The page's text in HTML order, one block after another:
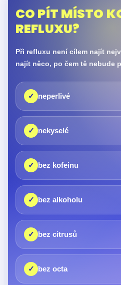
CO PÍT MÍSTO
REFLUXU?
Při refluxu není cílem najít
najít něco, po čem tě nebude
✓ neperlivé
✓ nekyselé
✓ bez kofeinu
✓ bez alkoholu
✓ bez citrusů
✓ bez octa